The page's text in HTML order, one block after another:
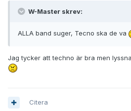
W-Master skrev:
ALLA band suger, Tecno ska de va
Jag tycker att techno är bra men
Citera